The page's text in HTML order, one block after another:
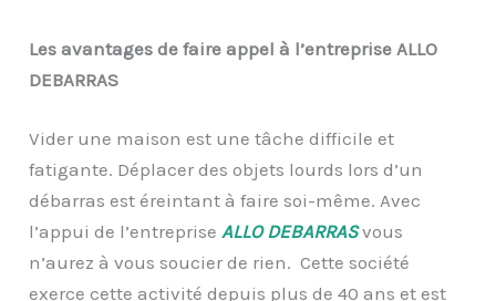
Les avantages de faire appel à l’entreprise ALLO
DEBARRAS
Vider une maison est une tâche difficile et
fatigante. Déplacer des objets lourds lors d’un
débarras est éreintant à faire soi-même. Avec
l’appui de l’entrepriseALLO DEBARRASvous
n’aurez à vous soucier de rien. Cette société
exerce cette activité depuis plus de 40 ans et est